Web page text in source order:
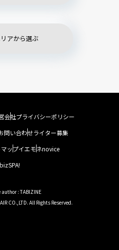
アから選ぶ
会社プライバシーポリシー
問い合わせライター募集
ップイエモネnovice
bizSPA!
: TABIZINE
CO.,LTD. All Rights Reserved.